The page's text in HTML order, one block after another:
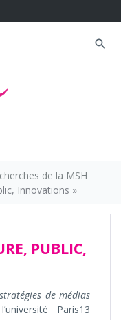
search
de la MSH
Innovations »
PUBLIC,
de médias
Paris13